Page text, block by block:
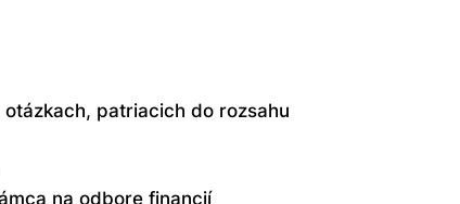
patriacich do rozsahu
na odbore financií